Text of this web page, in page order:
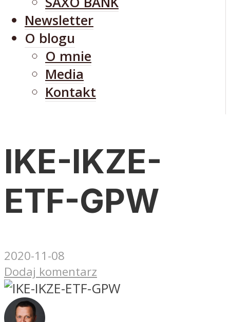
Newsletter
O blogu
O mnie
Media
Kontakt
IKE-IKZE-
ETF-GPW
2020-11-08
Dodaj komentarz